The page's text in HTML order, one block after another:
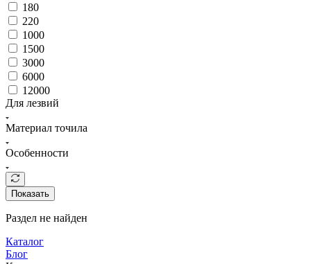
180
220
1000
1500
3000
6000
12000
Для лезвий
Материал точила
Особенности
Показать
Раздел не найден
Каталог
Блог